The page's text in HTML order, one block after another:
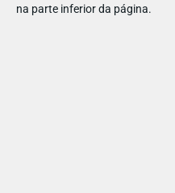
na parte inferior da página.
osJogos Outdoor Escape Hunt